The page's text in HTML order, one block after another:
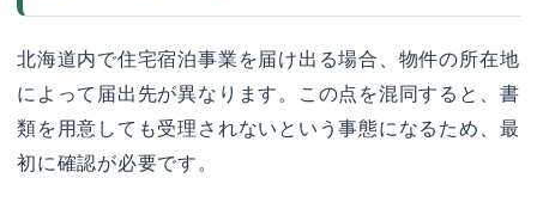
北海道内で住宅宿泊事業を届け出る場合、物件の所在地
によって届出先が異なります。この点を混同すると、書
類を用意しても受理されないという事態になるため、最
初に確認が必要です。